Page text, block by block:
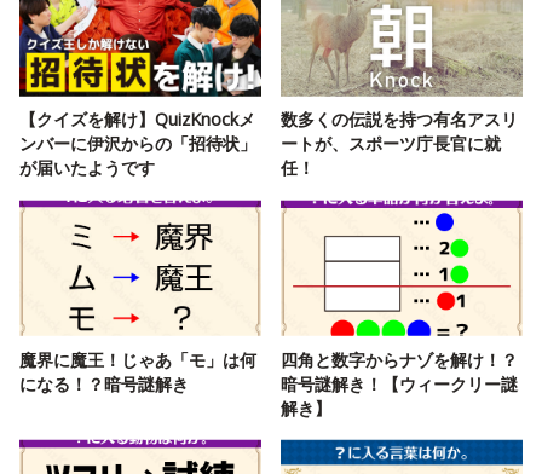
【クイズを解け】QuizKnockメ
ンバーに伊沢からの「招待状」
が届いたようです
数多くの伝説を持つ有名アスリ
ートが、スポーツ庁長官に就
任！
魔界に魔王！じゃあ「モ」は何
になる！？暗号謎解き
四角と数字からナゾを解け！？
暗号謎解き！【ウィークリー謎
解き】